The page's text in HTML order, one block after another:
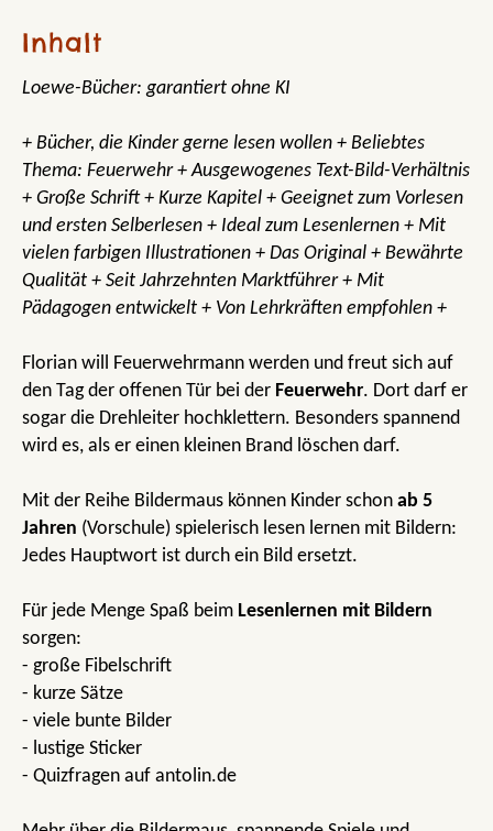
Inhalt
Loewe-Bücher: garantiert ohne KI
+ Bücher, die Kinder gerne lesen wollen + Beliebtes
Thema: Feuerwehr + Ausgewogenes Text-Bild-Verhältnis
+ Große Schrift + Kurze Kapitel + Geeignet zum Vorlesen
und ersten Selberlesen + Ideal zum Lesenlernen + Mit
vielen farbigen Illustrationen + Das Original + Bewährte
Qualität + Seit Jahrzehnten Marktführer + Mit
Pädagogen entwickelt + Von Lehrkräften empfohlen +
Florian will Feuerwehrmann werden und freut sich auf
den Tag der offenen Tür bei der Feuerwehr. Dort darf er
sogar die Drehleiter hochklettern. Besonders spannend
wird es, als er einen kleinen Brand löschen darf.
Mit der Reihe Bildermaus können Kinder schon ab 5
Jahren (Vorschule) spielerisch lesen lernen mit Bildern:
Jedes Hauptwort ist durch ein Bild ersetzt.
Für jede Menge Spaß beim Lesenlernen mit Bildern
sorgen:
- große Fibelschrift
- kurze Sätze
- viele bunte Bilder
- lustige Sticker
- Quizfragen auf antolin.de